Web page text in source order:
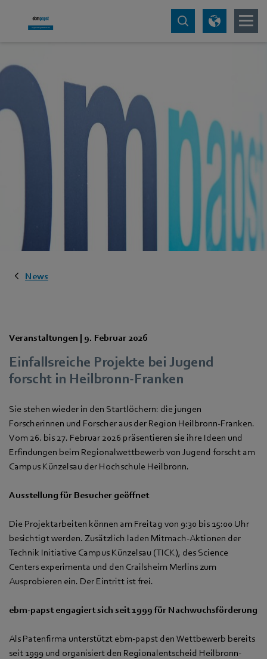
News
Veranstaltungen | 9. Februar 2026
Einfallsreiche Projekte bei Jugend
forscht in Heilbronn-Franken
Sie stehen wieder in den Startlöchern: die jungen
Forscherinnen und Forscher aus der Region Heilbronn-Franken.
Vom 26. bis 27. Februar 2026 präsentieren sie ihre Ideen und
Erfindungen beim Regionalwettbewerb von Jugend forscht am
Campus Künzelsau der Hochschule Heilbronn.
Ausstellung für Besucher geöffnet
Die Projektarbeiten können am Freitag von 9:30 bis 15:00 Uhr
besichtigt werden. Zusätzlich laden Mitmach-Aktionen der
Technik Initiative Campus Künzelsau (TICK), des Science
Centers experimenta und den Crailsheim Merlins zum
Ausprobieren ein. Der Eintritt ist frei.
ebm‑papst engagiert sich seit 1999 für Nachwuchsförderung
Als Patenfirma unterstützt ebm‑papst den Wettbewerb bereits
seit 1999 und organisiert den Regionalentscheid Heilbronn-